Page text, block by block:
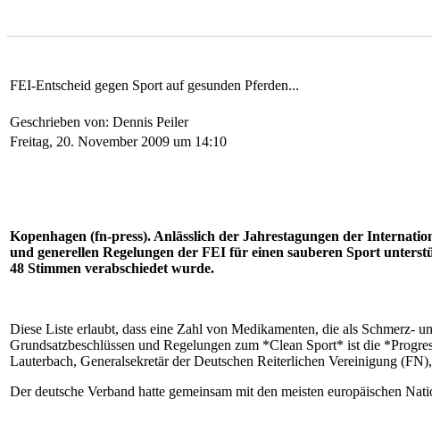
FEI-Entscheid gegen Sport auf gesunden Pferden...
Geschrieben von: Dennis Peiler
Freitag, 20. November 2009 um 14:10
Kopenhagen (fn-press). Anlässlich der Jahrestagungen der
und generellen Regelungen der FEI für einen sauberen Sport
48 Stimmen verabschiedet wurde.
Diese Liste erlaubt, dass eine Zahl von Medikamenten, die als Schmerz-
Grundsatzbeschlüssen und Regelungen zum *Clean Sport* ist die
Lauterbach, Generalsekretär der Deutschen Reiterlichen Vereinigung
Der deutsche Verband hatte gemeinsam mit den meisten europäischen